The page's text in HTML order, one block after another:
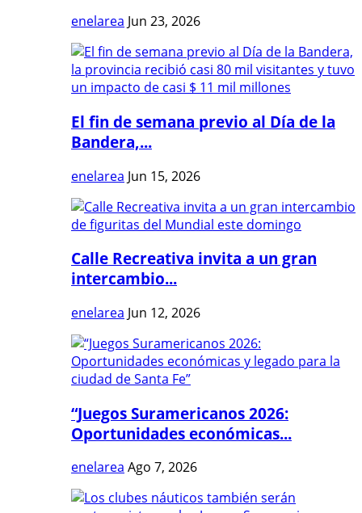
enelarea Jun 23, 2026
El fin de semana previo al Día de la
Bandera,...
enelarea Jun 15, 2026
Calle Recreativa invita a un gran
intercambio...
enelarea Jun 12, 2026
“Juegos Suramericanos 2026:
Oportunidades económicas...
enelarea Ago 7, 2026